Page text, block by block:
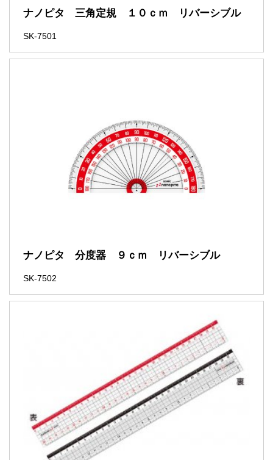
ナノピタ 三角定規 １０ｃｍ リバーシブル
SK-7501
ナノピタ 分度器 ９ｃｍ リバーシブル
SK-7502